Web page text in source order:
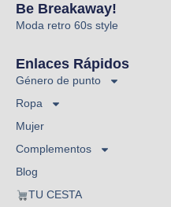
Be Breakaway!
Moda retro 60s style
Enlaces Rápidos
Género de punto
Ropa
Mujer
Complementos
Blog
TU CESTA